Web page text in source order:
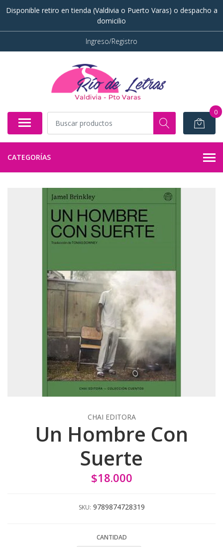
Disponible retiro en tienda (Valdivia o Puerto Varas) o despacho a
domicilio
Ingreso/Registro
0
CATEGORÍAS
CHAI EDITORA
Un Hombre Con
Suerte
$18.000
SKU: 9789874728319
CANTIDAD